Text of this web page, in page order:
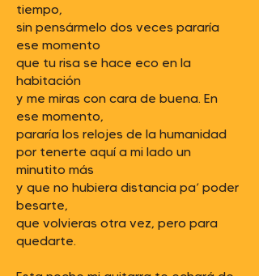
tiempo,
sin pensármelo dos veces pararía
ese momento
que tu risa se hace eco en la
habitación
y me miras con cara de buena. En
ese momento,
pararía los relojes de la humanidad
por tenerte aquí a mi lado un
minutito más
y que no hubiera distancia pa’ poder
besarte,
que volvieras otra vez, pero para
quedarte.